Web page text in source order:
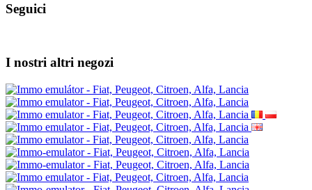
Seguici
I nostri altri negozi